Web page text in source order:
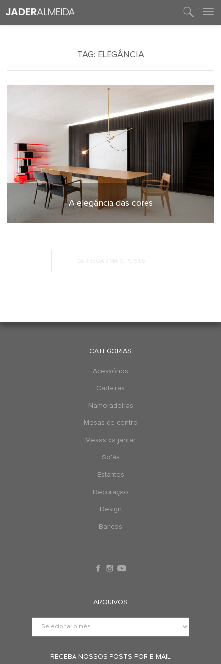
TAG: ELEGÂNCIA
21 de abril de 2022
A elegância das cores
CATEGORIAS
Acessórios
Cadeiras
Namoradeiras
Mesas de centro
Mesas da jantar
Sofás
Estantes
Decoração
Design
Bancos
ARQUIVOS
RECEBA NOSSOS POSTS POR E-MAIL